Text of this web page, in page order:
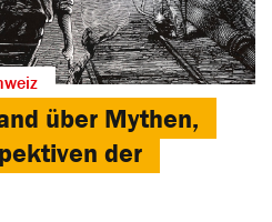
über Mythen,
der